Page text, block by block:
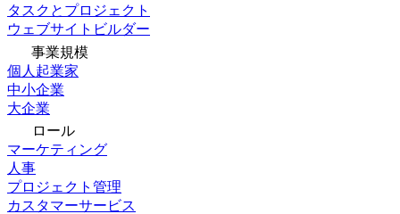
タスクとプロジェクト
ウェブサイトビルダー
事業規模
個人起業家
中小企業
大企業
ロール
マーケティング
人事
プロジェクト管理
カスタマーサービス